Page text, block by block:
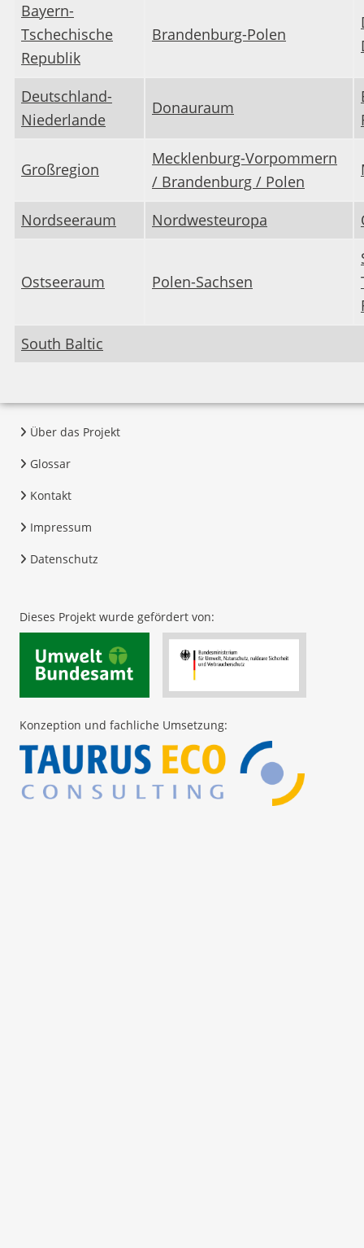
Bayern-
Tschechische
Republik
Brandenburg-Polen
Deutschland-
Niederlande
Donauraum
Großregion
Mecklenburg-Vorpommern
/ Brandenburg / Polen
Nordseeraum Nordwesteuropa
Ostseeraum Polen-Sachsen
South Baltic
Über das Projekt
Glossar
Kontakt
Impressum
Datenschutz
Dieses Projekt wurde gefördert von:
Konzeption und fachliche Umsetzung: